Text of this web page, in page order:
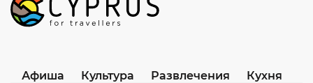
Афиша Культура Развлечения Кухня